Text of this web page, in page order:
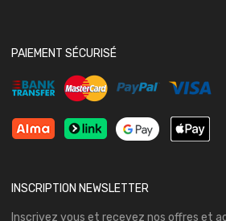
PAIEMENT SÉCURISÉ
INSCRIPTION NEWSLETTER
Inscrivez vous et recevez nos offres et